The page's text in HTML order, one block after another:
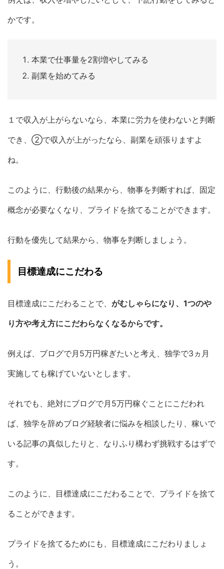
かです。
本業で仕事量を2割増やしてみる
副業を始めてみる
１で収入が上がらないなら、本業に労力を使わないと判断
でき、②で収入が上がったなら、副業を頑張りますよ
ね。
このように、行動後の結果から、物事を判断すれば、固定
概念が必要なくなり、プライドを捨てることができます。
行動を優先して結果から、物事を判断しましょう。
目標達成にこだわる
目標達成にこだわることで、 がむしゃらになり、1つのや
り方や考え方にこだわらなくなるからです。
例えば、ブログで月5万円稼ぎたいと考え、独学で3ヵ月
実施しても稼げていないとします。
それでも、絶対にブログで月5万円稼ぐことにこだわれ
ば、独学を辞めブログ経験者に悩みを相談したり、稼いで
いる記事の真似したりと、なりふり構わず挑戦するはずで
す。
このように、目標達成にこだわることで、プライドを捨て
ることができます。
プライドを捨てるためにも、目標達成にこだわりましょ
う。